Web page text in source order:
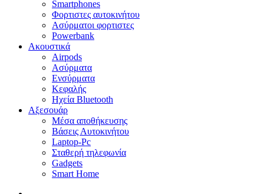
Smartphones
Φορτιστες αυτοκινήτου
Ασύρματοι φορτιστες
Powerbank
Ακουστικά
Airpods
Ασύρματα
Ενσύρματα
Κεφαλής
Ηχεία Bluetooth
Αξεσουάρ
Μέσα αποθήκευσης
Βάσεις Αυτοκινήτου
Laptop-Pc
Σταθερή τηλεφωνία
Gadgets
Smart Home